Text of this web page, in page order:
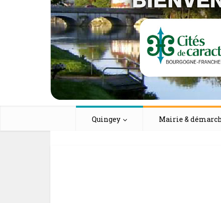
Quingey Mairie &